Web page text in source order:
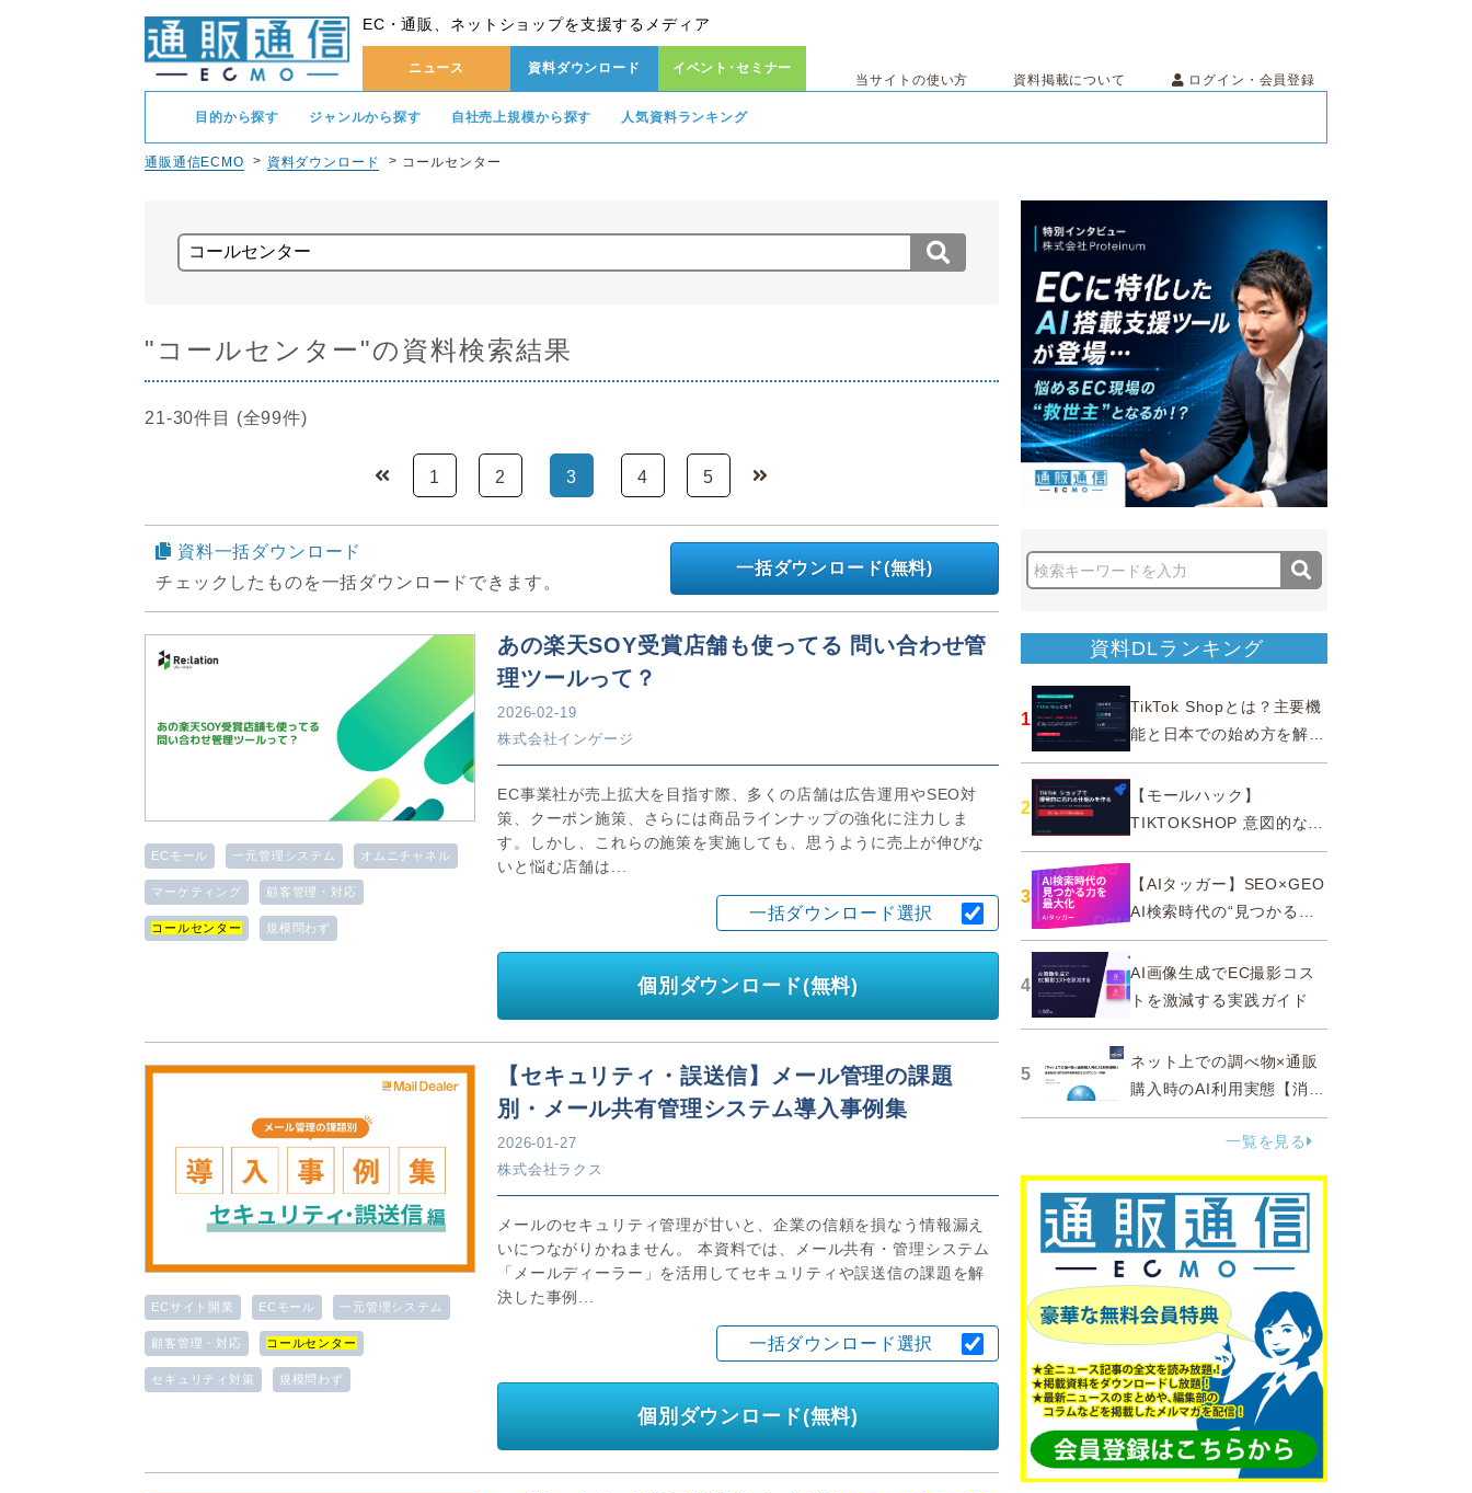
EC・通販、ネットショップを支援するメディア
ニュース 資料ダウンロード イベント･セミナー
当サイトの使い方 資料掲載について ログイン・会員登録
目的から探す ジャンルから探す 自社売上規模から探す 人気資料ランキング
通販通信ECMO 資料ダウンロード コールセンター
"コールセンター"の資料検索結果
21-30件目 (全99件)
1 2 3 4 5
一括ダウンロード(無料)
資料一括ダウンロード
チェックしたものを一括ダウンロードできます。
ECモール 一元管理システム オムニチャネル
マーケティング 顧客管理・対応
コールセンター 規模問わず
あの楽天SOY受賞店舗も使ってる 問い合わせ管
理ツールって？
2026-02-19
株式会社インゲージ
EC事業社が売上拡大を目指す際、多くの店舗は広告運用やSEO対
策、クーポン施策、さらには商品ラインナップの強化に注力しま
す。しかし、これらの施策を実施しても、思うように売上が伸びな
いと悩む店舗は...
一括ダウンロード選択
個別ダウンロード(無料)
ECサイト開業 ECモール 一元管理システム
顧客管理・対応 コールセンター
セキュリティ対策 規模問わず
【セキュリティ・誤送信】メール管理の課題
別・メール共有管理システム導入事例集
2026-01-27
株式会社ラクス
メールのセキュリティ管理が甘いと、企業の信頼を損なう情報漏え
いにつながりかねません。 本資料では、メール共有・管理システム
「メールディーラー」を活用してセキュリティや誤送信の課題を解
決した事例...
一括ダウンロード選択
個別ダウンロード(無料)
資料DLランキング
1
TikTok Shopとは？主要機
能と日本での始め方を解説
｜公式認定パートナー
2
【モールハック】
TIKTOKSHOP 意図的なバ
ズを生む法則
3
【AIタッガー】SEO×GEO
AI検索時代の“見つかる
力”を最大化
4
AI画像生成でEC撮影コス
トを激減する実践ガイド
5
ネット上での調べ物×通販
購入時のAI利用実態【消費
者調査 2025】
一覧を見る